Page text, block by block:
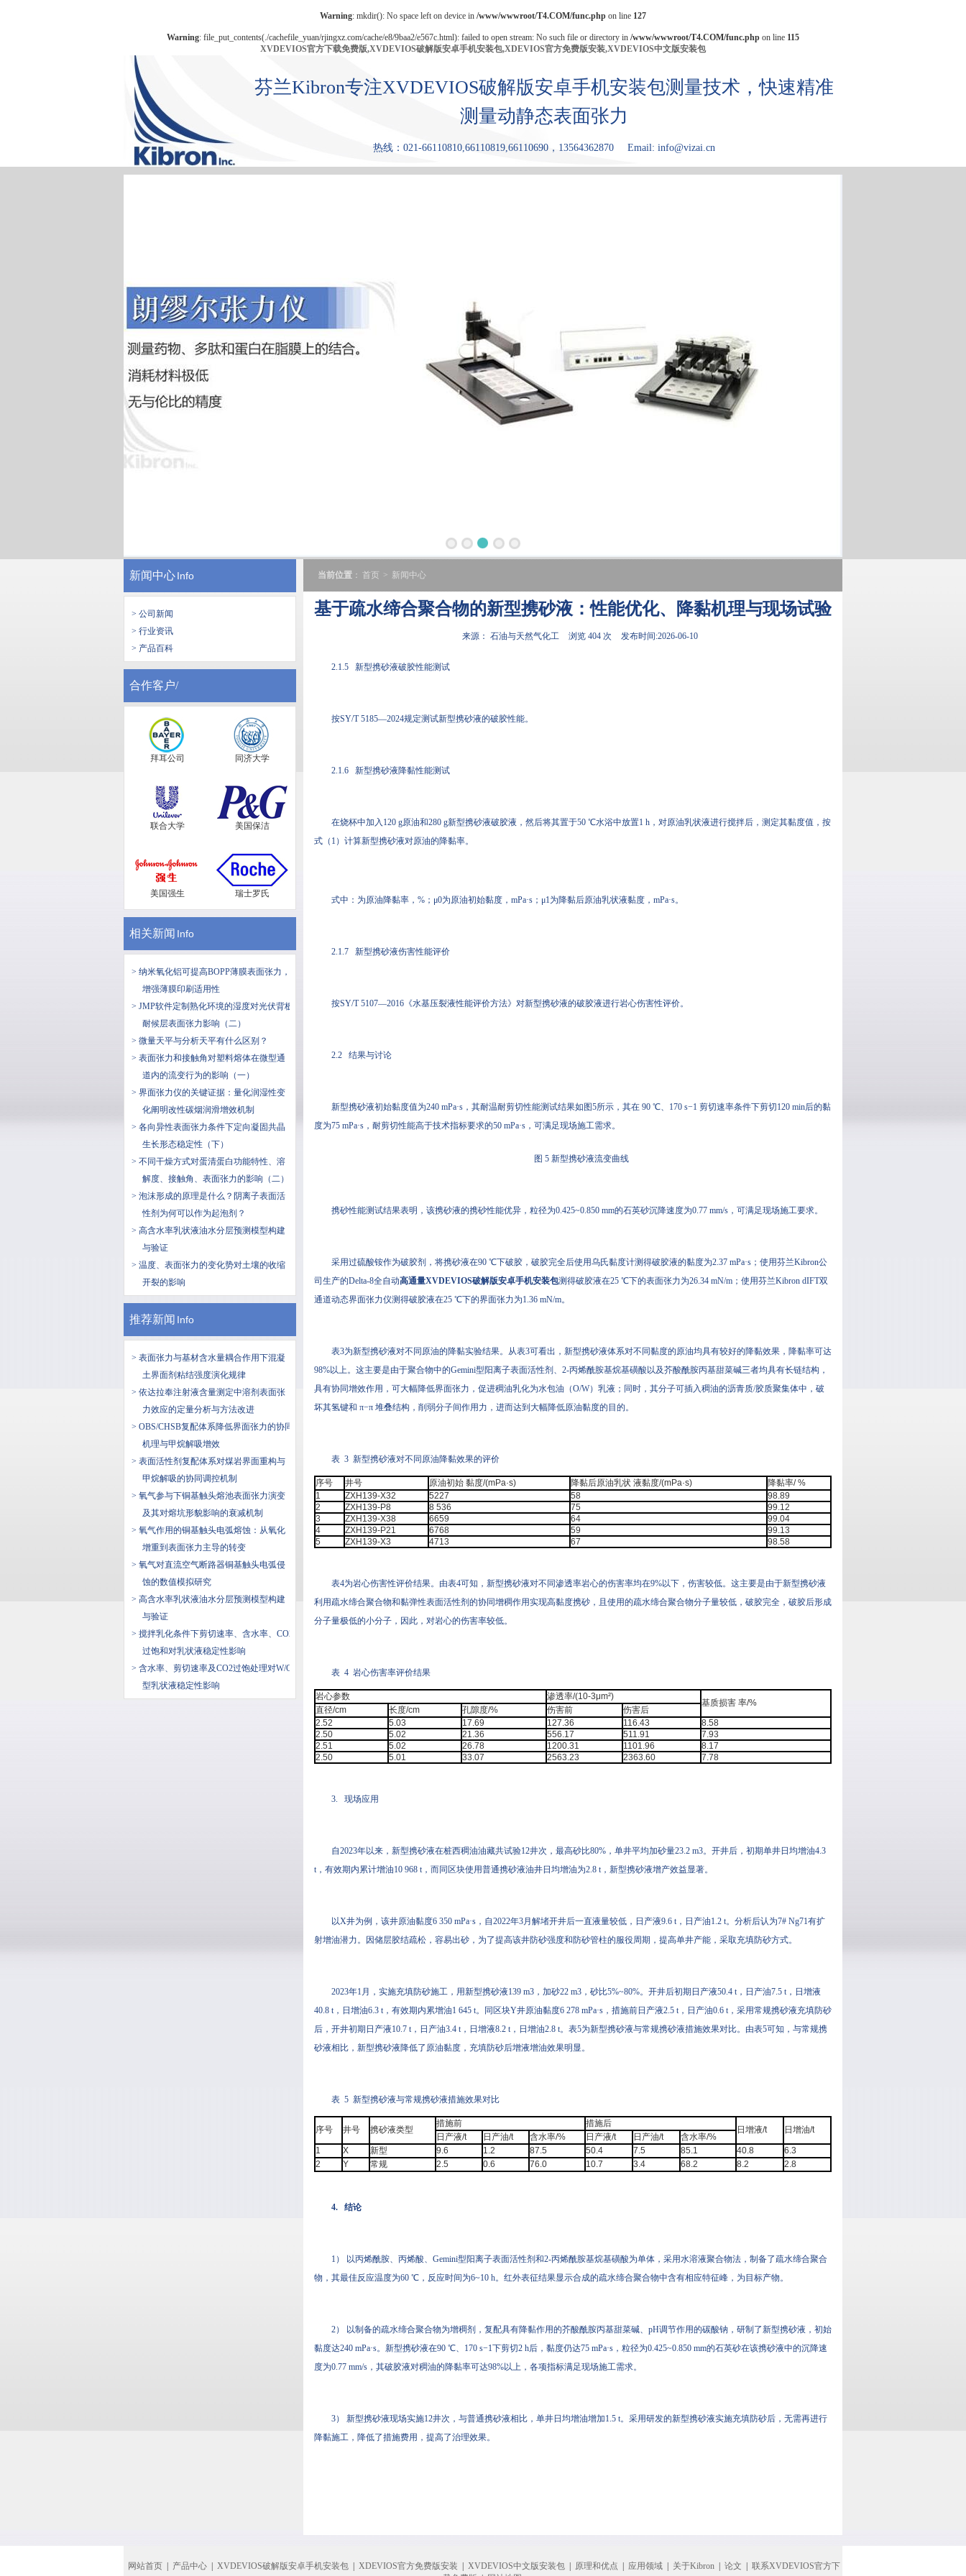
Warning: mkdir(): No space left on device in /www/wwwroot/T4.COM/func.php on line 127
Warning: file_put_contents(./cachefile_yuan/rjingxz.com/cache/e8/9baa2/e567c.html): failed to open stream: No such file or directory in /www/wwwroot/T4.COM/func.php on line 115
XVDEVIOS官方下载免费版,XVDEVIOS破解版安卓手机安装包,XDEVIOS官方免费版安装,XVDEVIOS中文版安装包
芬兰Kibron专注XVDEVIOS破解版安卓手机安装包测量技术，快速精准
测量动静态表面张力
热线：021-66110810,66110819,66110690，13564362870 Email: info@vizai.cn
首 页 产品中心 张力仪 XDEVIOS官 XVDEVIOS 原理和优点 应用领域 关于Kibron 论文
新闻中心Info
> 公司新闻
> 行业资讯
> 产品百科
合作客户/
拜耳公司 同济大学
联合大学 美国保洁
美国强生 瑞士罗氏
相关新闻 Info
> 纳米氧化铝可提高BOPP薄膜表面张力，
增强薄膜印刷适用性
> JMP软件定制熟化环境的湿度对光伏背板
耐候层表面张力影响（二）
> 微量天平与分析天平有什么区别？
> 表面张力和接触角对塑料熔体在微型通
道内的流变行为的影响（一）
> 界面张力仪的关键证据：量化润湿性变
化阐明改性碳烟润滑增效机制
> 各向异性表面张力条件下定向凝固共晶
生长形态稳定性（下）
> 不同干燥方式对蛋清蛋白功能特性、溶
解度、接触角、表面张力的影响（二）
> 泡沫形成的原理是什么？阴离子表面活
性剂为何可以作为起泡剂？
> 高含水率乳状液油水分层预测模型构建
与验证
> 温度、表面张力的变化势对土壤的收缩
开裂的影响
推荐新闻 Info
> 表面张力与基材含水量耦合作用下混凝
土界面剂粘结强度演化规律
> 依达拉奉注射液含量测定中溶剂表面张
力效应的定量分析与方法改进
> OBS/CHSB复配体系降低界面张力的协同
机理与甲烷解吸增效
> 表面活性剂复配体系对煤岩界面重构与
甲烷解吸的协同调控机制
> 氧气参与下铜基触头熔池表面张力演变
及其对熔坑形貌影响的衰减机制
> 氧气作用的铜基触头电弧熔蚀：从氧化
增重到表面张力主导的转变
> 氧气对直流空气断路器铜基触头电弧侵
蚀的数值模拟研究
> 高含水率乳状液油水分层预测模型构建
与验证
> 搅拌乳化条件下剪切速率、含水率、CO2
过饱和对乳状液稳定性影响
> 含水率、剪切速率及CO2过饱处理对W/O
型乳状液稳定性影响
当前位置 ： 首页 > 新闻中心
基于疏水缔合聚合物的新型携砂液：性能优化、降黏机理与现场试验
来源： 石油与天然气化工 浏览 404 次 发布时间:2026-06-10
2.1.5 新型携砂液破胶性能测试
按SY/T 5185—2024规定测试新型携砂液的破胶性能。
2.1.6 新型携砂液降黏性能测试
在烧杯中加入120 g原油和280 g新型携砂液破胶液，然后将其置于50 ℃水浴中放置1 h，对原油乳状液进行搅拌后，测定其黏度值，按
式（1）计算新型携砂液对原油的降黏率。
式中：为原油降黏率，%；μ0为原油初始黏度，mPa·s；μ1为降黏后原油乳状液黏度，mPa·s。
2.1.7 新型携砂液伤害性能评价
按SY/T 5107—2016《水基压裂液性能评价方法》对新型携砂液的破胶液进行岩心伤害性评价。
2.2 结果与讨论
新型携砂液初始黏度值为240 mPa·s，其耐温耐剪切性能测试结果如图5所示，其在 90 ℃、170 s−1 剪切速率条件下剪切120 min后的黏
度为75 mPa·s，耐剪切性能高于技术指标要求的50 mPa·s，可满足现场施工需求。
图 5 新型携砂液流变曲线
携砂性能测试结果表明，该携砂液的携砂性能优异，粒径为0.425~0.850 mm的石英砂沉降速度为0.77 mm/s，可满足现场施工要求。
采用过硫酸铵作为破胶剂，将携砂液在90 ℃下破胶，破胶完全后使用乌氏黏度计测得破胶液的黏度为2.37 mPa·s；使用芬兰Kibron公
司生产的Delta-8全自动高通量XVDEVIOS破解版安卓手机安装包测得破胶液在25 ℃下的表面张力为26.34 mN/m；使用芬兰Kibron dIFT双
通道动态界面张力仪测得破胶液在25 ℃下的界面张力为1.36 mN/m。
表3为新型携砂液对不同原油的降黏实验结果。从表3可看出，新型携砂液体系对不同黏度的原油均具有较好的降黏效果，降黏率可达
98%以上。这主要是由于聚合物中的Gemini型阳离子表面活性剂、2-丙烯酰胺基烷基磺酸以及芥酸酰胺丙基甜菜碱三者均具有长链结构，
具有协同增效作用，可大幅降低界面张力，促进稠油乳化为水包油（O/W）乳液；同时，其分子可插入稠油的沥青质/胶质聚集体中，破
坏其氢键和 π−π 堆叠结构，削弱分子间作用力，进而达到大幅降低原油黏度的目的。
表 3 新型携砂液对不同原油降黏效果的评价
序号 井号 原油初始 黏度/(mPa·s) 降黏后原油乳状 液黏度/(mPa·s)
降黏率/ %
1
ZXH139-X32 5227 58
98.89
2
ZXH139-P8 8 536 75
99.12
3
ZXH139-X38 6659 64
99.04
4
ZXH139-P21 6768 59
99.13
5
ZXH139-X3 4713 67 98.58
表4为岩心伤害性评价结果。由表4可知，新型携砂液对不同渗透率岩心的伤害率均在9%以下，伤害较低。这主要是由于新型携砂液
利用疏水缔合聚合物和黏弹性表面活性剂的协同增稠作用实现高黏度携砂，且使用的疏水缔合聚合物分子量较低，破胶完全，破胶后形成
分子量极低的小分子，因此，对岩心的伤害率较低。
表 4 岩心伤害率评价结果
岩心参数 渗透率/(10-3μm²)
基质损害 率/%
直径/cm 长度/cm 孔隙度/% 伤害前
伤害后
2.52
5.03 17.69 127.36 116.43
8.58
2.50
5.02 21.36 556.17 511.91
7.93
2.51
5.02 26.78 1200.31 1101.96
8.17
2.50
5.01 33.07 2563.23 2363.60 7.78
3. 现场应用
自2023年以来，新型携砂液在桩西稠油油藏共试验12井次，最高砂比80%，单井平均加砂量23.2 m3。开井后，初期单井日均增油4.3
t，有效期内累计增油10 968 t，而同区块使用普通携砂液油井日均增油为2.8 t，新型携砂液增产效益显著。
以X井为例，该井原油黏度6 350 mPa·s，自2022年3月解堵开井后一直液量较低，日产液9.6 t，日产油1.2 t。分析后认为7# Ng71有扩
射增油潜力。因储层胶结疏松，容易出砂，为了提高该井防砂强度和防砂管柱的服役周期，提高单井产能，采取充填防砂方式。
2023年1月，实施充填防砂施工，用新型携砂液139 m3，加砂22 m3，砂比5%~80%。开井后初期日产液50.4 t，日产油7.5 t，日增液
40.8 t，日增油6.3 t，有效期内累增油1 645 t。同区块Y井原油黏度6 278 mPa·s，措施前日产液2.5 t，日产油0.6 t，采用常规携砂液充填防砂
后，开井初期日产液10.7 t，日产油3.4 t，日增液8.2 t，日增油2.8 t。表5为新型携砂液与常规携砂液措施效果对比。由表5可知，与常规携
砂液相比，新型携砂液降低了原油黏度，充填防砂后增液增油效果明显。
表 5 新型携砂液与常规携砂液措施效果对比
序号 井号 携砂液类型
措施前 措施后
日增液/t 日增油/t
日产液/t 日产油/t 含水率/% 日产液/t 日产油/t
含水率/%
1
X 新型 9.6 1.2 87.5 50.4 7.5 85.1 40.8
6.3
2
Y 常规 2.5 0.6 76.0 10.7 3.4 68.2 8.2 2.8
4. 结论
1） 以丙烯酰胺、丙烯酸、Gemini型阳离子表面活性剂和2-丙烯酰胺基烷基磺酸为单体，采用水溶液聚合物法，制备了疏水缔合聚合
物，其最佳反应温度为60 ℃，反应时间为6~10 h。红外表征结果显示合成的疏水缔合聚合物中含有相应特征峰，为目标产物。
2） 以制备的疏水缔合聚合物为增稠剂，复配具有降黏作用的芥酸酰胺丙基甜菜碱、pH调节作用的碳酸钠，研制了新型携砂液，初始
黏度达240 mPa·s。新型携砂液在90 ℃、170 s−1下剪切2 h后，黏度仍达75 mPa·s，粒径为0.425~0.850 mm的石英砂在该携砂液中的沉降速
度为0.77 mm/s，其破胶液对稠油的降黏率可达98%以上，各项指标满足现场施工需求。
3） 新型携砂液现场实施12井次，与普通携砂液相比，单井日均增油增加1.5 t。采用研发的新型携砂液实施充填防砂后，无需再进行
降黏施工，降低了措施费用，提高了治理效果。
网站首页 产品中心 XVDEVIOS破解版安卓手机安装包 XDEVIOS官方免费版安装 XVDEVIOS中文版安装包 原理和优点 应用领域 关于Kibron 论文
联系XVDEVIOS官方下